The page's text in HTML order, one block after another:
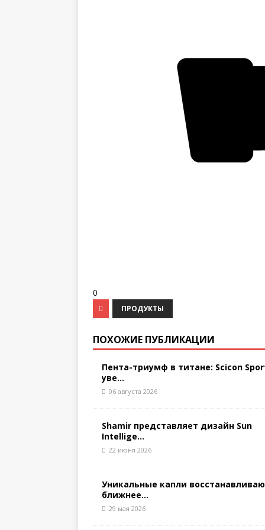
0
ПРОДУКТЫ
ПОХОЖИЕ ПУБЛИКАЦИИ
Пента-триумф в титане: Scicon
уве...
06 августа 2026
Shamir представляет дизайн Sun
Intellige...
22 июня 2026
Уникальные капли
ближнее...
29 мая 2026